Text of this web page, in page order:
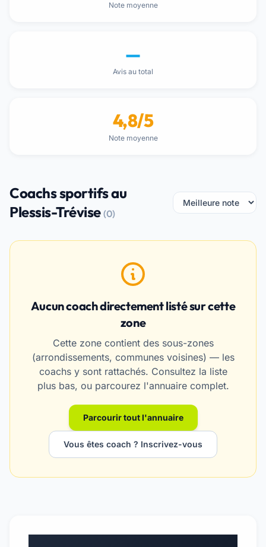
Note moyenne
—
Avis au total
4,8/5
Note moyenne
Coachs sportifs au
Plessis-Trévise(0)
Aucun coach directement listé sur cette
zone
Cette zone contient des sous-zones
(arrondissements, communes voisines) — les
coachs y sont rattachés. Consultez la liste
plus bas, ou parcourez l'annuaire complet.
Parcourir tout l'annuaire
Vous êtes coach ? Inscrivez-vous